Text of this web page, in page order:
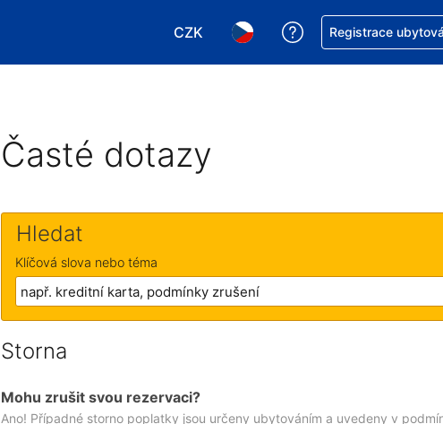
CZK
Vyberte si měnu. Aktuálně zvolená
Vyberte si jazyk. Aktuálně
Asistence s
Registrace
Časté dotazy
Hledat
Klíčová slova nebo téma
Storna
Mohu zrušit svou rezervaci?
Ano! Případné storno poplatky jsou určeny ubytováním a uvedeny v